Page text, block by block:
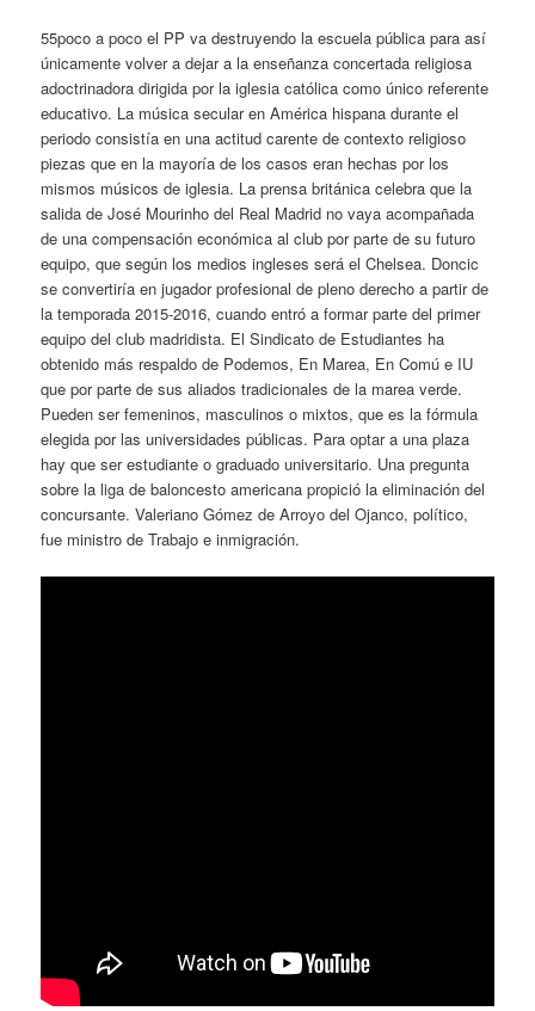
55poco a poco el PP va destruyendo la escuela pública para así
únicamente volver a dejar a la enseñanza concertada religiosa
adoctrinadora dirigida por la iglesia católica como único referente
educativo. La música secular en América hispana durante el
periodo consistía en una actitud carente de contexto religioso
piezas que en la mayoría de los casos eran hechas por los
mismos músicos de iglesia. La prensa británica celebra que la
salida de José Mourinho del Real Madrid no vaya acompañada
de una compensación económica al club por parte de su futuro
equipo, que según los medios ingleses será el Chelsea. Doncic
se convertiría en jugador profesional de pleno derecho a partir de
la temporada 2015-2016, cuando entró a formar parte del primer
equipo del club madridista. El Sindicato de Estudiantes ha
obtenido más respaldo de Podemos, En Marea, En Comú e IU
que por parte de sus aliados tradicionales de la marea verde.
Pueden ser femeninos, masculinos o mixtos, que es la fórmula
elegida por las universidades públicas. Para optar a una plaza
hay que ser estudiante o graduado universitario. Una pregunta
sobre la liga de baloncesto americana propició la eliminación del
concursante. Valeriano Gómez de Arroyo del Ojanco, político,
fue ministro de Trabajo e inmigración.